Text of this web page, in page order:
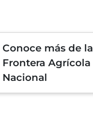
Conoce más de la
Frontera Agrícola
Nacional